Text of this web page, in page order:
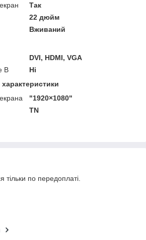
Так
22 дюйм
Вживаний
DVI, HDMI, VGA
B
Ні
"1920×1080"
TN
тільки по передоплаті.